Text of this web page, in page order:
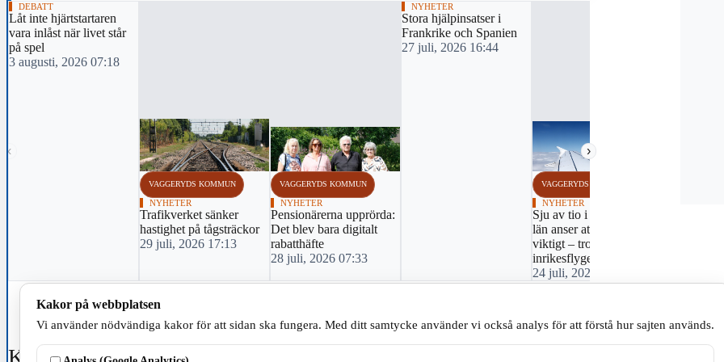
‹ ›
DEBATT
Låt inte hjärtstartaren
vara inlåst när livet står
på spel
3 augusti, 2026 07:18
VAGGERYDS KOMMUN
NYHETER
Trafikverket sänker
hastighet på tågsträckor
29 juli, 2026 17:13
VAGGERYDS KOMMUN
NYHETER
Pensionärerna upprörda:
Det blev bara digitalt
rabatthäfte
28 juli, 2026 07:33
NYHETER
Stora hjälpinsatser i
Frankrike och Spanien
27 juli, 2026 16:44
VAGGERYDS KOMMUN
NYHETER
Sju av tio i Jönköpings
län anser att flyget är
viktigt – trots kris för
inrikesflyget
24 juli, 2026 07:45
Kommentarer 0
Kakor på webbplatsen
Vi använder nödvändiga kakor för att sidan ska fungera. Med ditt samtycke använder vi också analys för att förstå hur sajten används.